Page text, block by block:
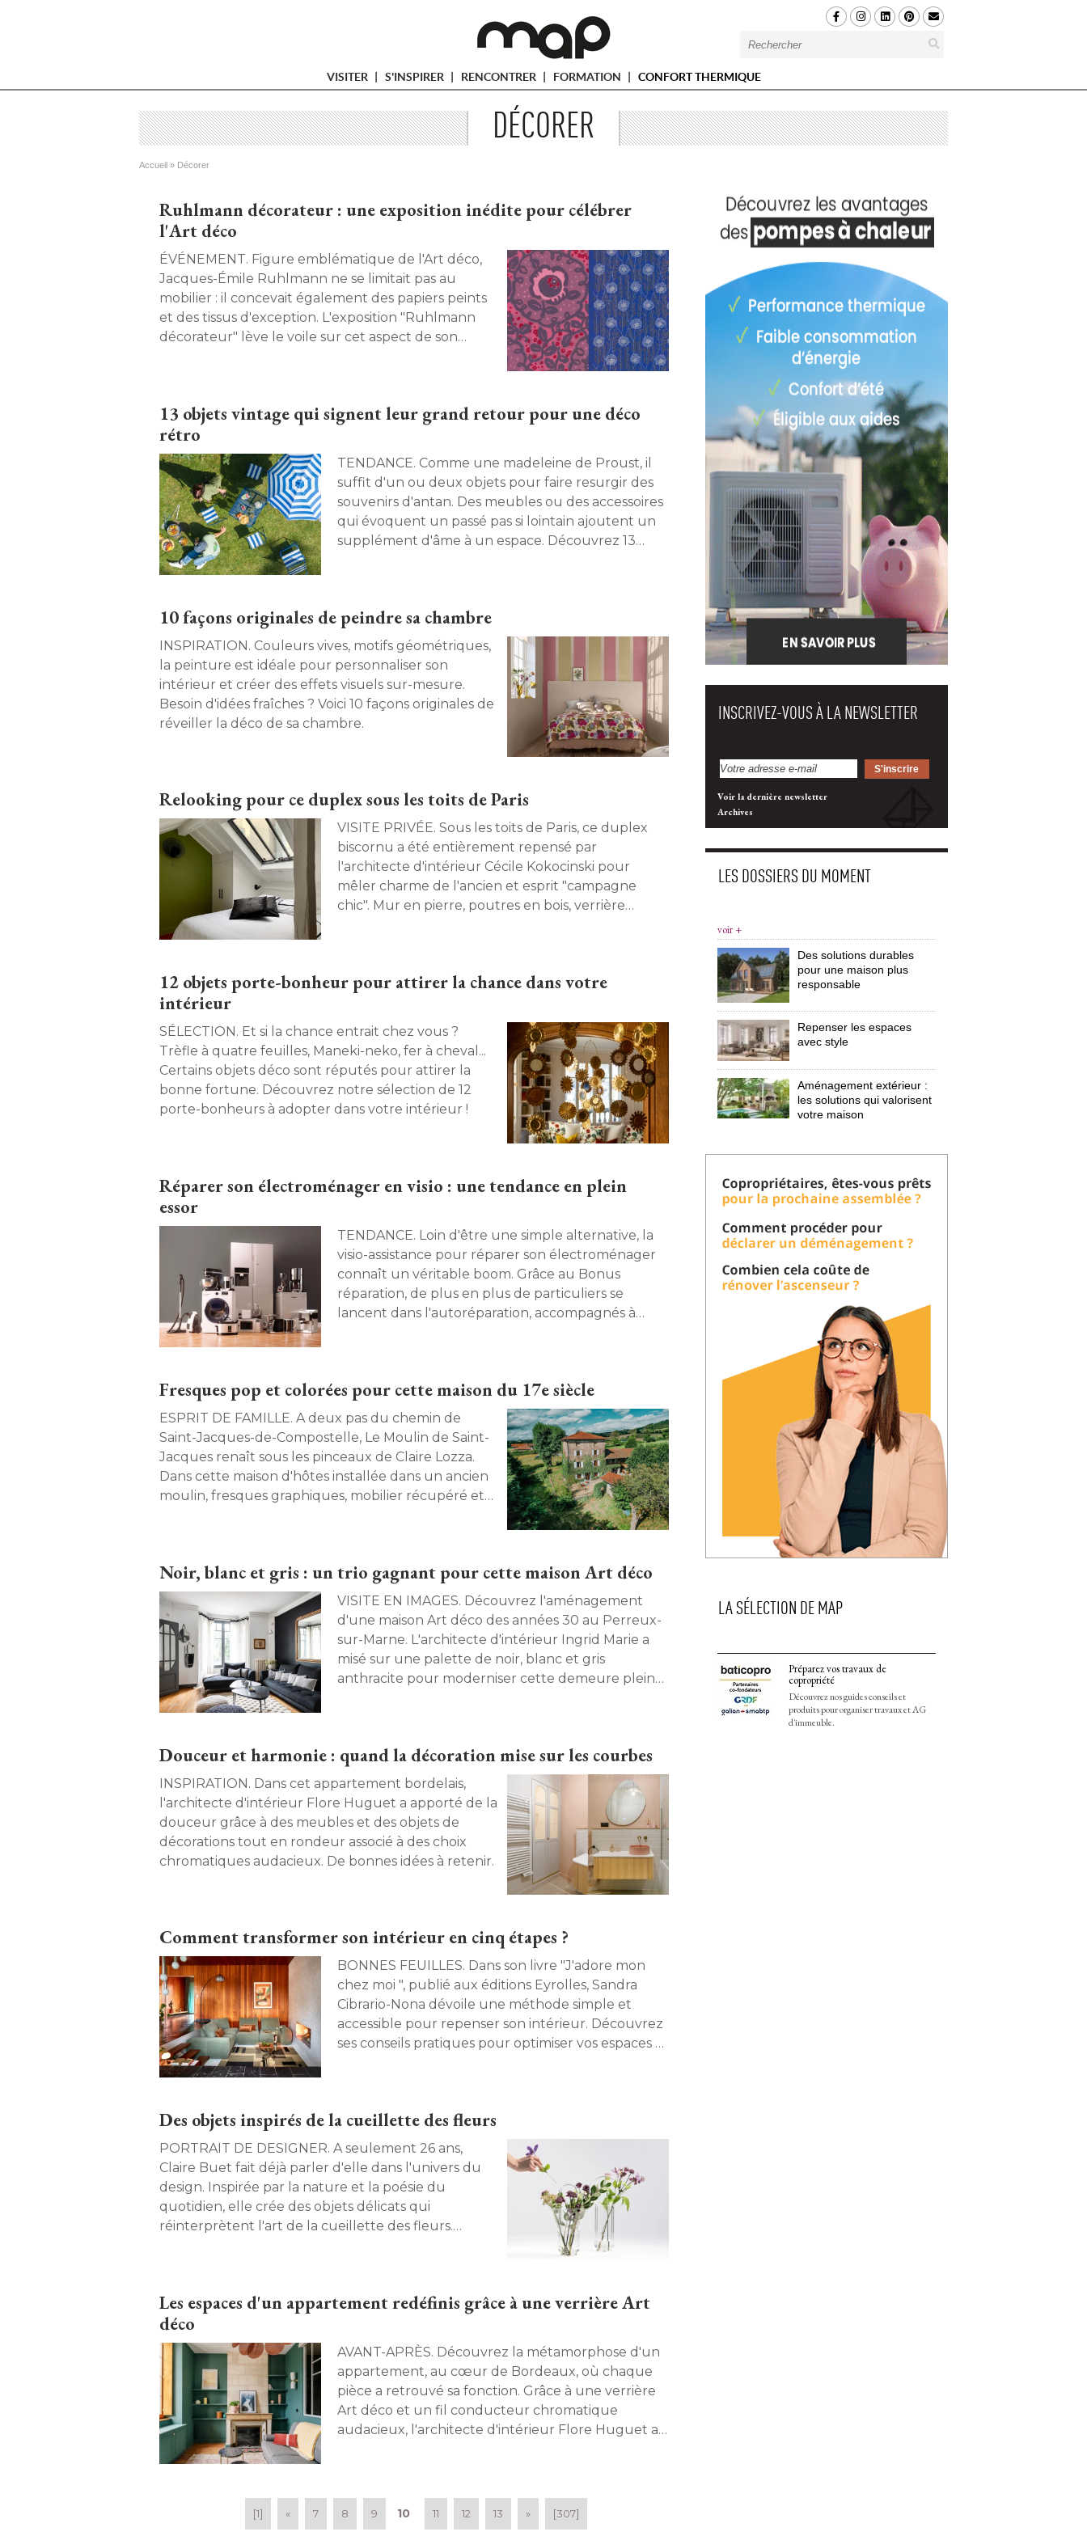
VISITER S'INSPIRER RENCONTRER FORMATION CONFORT THERMIQUE
DÉCORER
Vous êtes ici
Accueil » Décorer
Ruhlmann décorateur : une exposition inédite pour célébrer
l'Art déco
ÉVÉNEMENT. Figure emblématique de l'Art déco,
Jacques-Émile Ruhlmann ne se limitait pas au
mobilier : il concevait également des papiers peints
et des tissus d'exception. L'exposition "Ruhlmann
décorateur" lève le voile sur cet aspect de son
13 objets vintage qui signent leur grand retour pour une déco
rétro
TENDANCE. Comme une madeleine de Proust, il
suffit d'un ou deux objets pour faire resurgir des
souvenirs d'antan. Des meubles ou des accessoires
qui évoquent un passé pas si lointain ajoutent un
supplément d'âme à un espace. Découvrez 13
10 façons originales de peindre sa chambre
INSPIRATION. Couleurs vives, motifs géométriques,
la peinture est idéale pour personnaliser son
intérieur et créer des effets visuels sur-mesure.
Besoin d'idées fraîches ? Voici 10 façons originales de
réveiller la déco de sa chambre.
Relooking pour ce duplex sous les toits de Paris
VISITE PRIVÉE. Sous les toits de Paris, ce duplex
biscornu a été entièrement repensé par
l'architecte d'intérieur Cécile Kokocinski pour
mêler charme de l'ancien et esprit "campagne
chic". Mur en pierre, poutres en bois, verrière
12 objets porte-bonheur pour attirer la chance dans votre
intérieur
SÉLECTION. Et si la chance entrait chez vous ?
Trèfle à quatre feuilles, Maneki-neko, fer à cheval...
Certains objets déco sont réputés pour attirer la
bonne fortune. Découvrez notre sélection de 12
porte-bonheurs à adopter dans votre intérieur !
Réparer son électroménager en visio : une tendance en plein
essor
TENDANCE. Loin d'être une simple alternative, la
visio-assistance pour réparer son électroménager
connaît un véritable boom. Grâce au Bonus
réparation, de plus en plus de particuliers se
lancent dans l'autoréparation, accompagnés à
Fresques pop et colorées pour cette maison du 17e siècle
ESPRIT DE FAMILLE. A deux pas du chemin de
Saint-Jacques-de-Compostelle, Le Moulin de Saint-
Jacques renaît sous les pinceaux de Claire Lozza.
Dans cette maison d'hôtes installée dans un ancien
moulin, fresques graphiques, mobilier récupéré et
Noir, blanc et gris : un trio gagnant pour cette maison Art déco
VISITE EN IMAGES. Découvrez l'aménagement
d'une maison Art déco des années 30 au Perreux-
sur-Marne. L'architecte d'intérieur Ingrid Marie a
misé sur une palette de noir, blanc et gris
anthracite pour moderniser cette demeure pleine
Douceur et harmonie : quand la décoration mise sur les courbes
INSPIRATION. Dans cet appartement bordelais,
l'architecte d'intérieur Flore Huguet a apporté de la
douceur grâce à des meubles et des objets de
décorations tout en rondeur associé à des choix
chromatiques audacieux. De bonnes idées à retenir.
Comment transformer son intérieur en cinq étapes ?
BONNES FEUILLES. Dans son livre "J'adore mon
chez moi ", publié aux éditions Eyrolles, Sandra
Cibrario-Nona dévoile une méthode simple et
accessible pour repenser son intérieur. Découvrez
ses conseils pratiques pour optimiser vos espaces et
Des objets inspirés de la cueillette des fleurs
PORTRAIT DE DESIGNER. A seulement 26 ans,
Claire Buet fait déjà parler d'elle dans l'univers du
design. Inspirée par la nature et la poésie du
quotidien, elle crée des objets délicats qui
réinterprètent l'art de la cueillette des fleurs.
Les espaces d'un appartement redéfinis grâce à une verrière Art
déco
AVANT-APRÈS. Découvrez la métamorphose d'un
appartement, au cœur de Bordeaux, où chaque
pièce a retrouvé sa fonction. Grâce à une verrière
Art déco et un fil conducteur chromatique
audacieux, l'architecte d'intérieur Flore Huguet a
[1] « 7 8 9 10 11 12 13 » [307]
INSCRIVEZ-VOUS À LA NEWSLETTER
Voir la dernière newsletter
Archives
LES DOSSIERS DU MOMENT
voir +
Des solutions durables
pour une maison plus
responsable
Repenser les espaces
avec style
Aménagement extérieur :
les solutions qui valorisent
votre maison
LA SÉLECTION DE MAP
Préparez vos travaux de
copropriété
Découvrez nos guides conseils et
produits pour organiser travaux et AG
d'immeuble.